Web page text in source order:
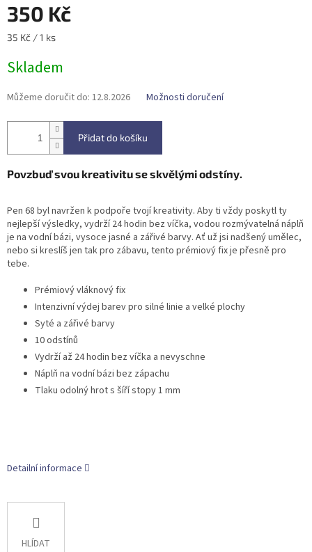
350 Kč
Měrná
35 Kč / 1 ks
Skladem
Můžeme doručit do: 12.8.2026 Možnosti doručení
Přidat do košíku
Povzbuď svou kreativitu se skvělými odstíny.
Pen 68 byl navržen k podpoře tvojí kreativity. Aby ti vždy poskytl ty
nejlepší výsledky, vydrží 24 hodin bez víčka, vodou rozmývatelná náplň
je na vodní bázi, vysoce jasné a zářivé barvy. Ať už jsi nadšený umělec,
nebo si kreslíš jen tak pro zábavu, tento prémiový fix je přesně pro
tebe.
Prémiový vláknový fix
Intenzivní výdej barev pro silné linie a velké plochy
Syté a zářivé barvy
10 odstínů
Vydrží až 24 hodin bez víčka a nevyschne
Náplň na vodní bázi bez zápachu
Tlaku odolný hrot s šíří stopy 1 mm
Detailní informace
HLÍDAT